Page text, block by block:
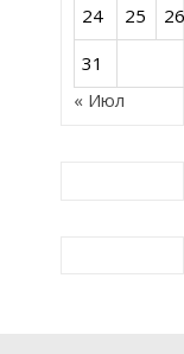
24
25
31
« Июл